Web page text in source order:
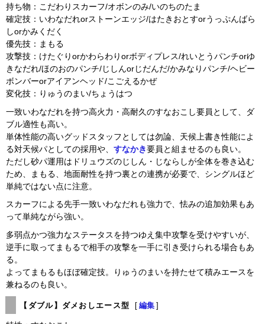
持ち物：こだわりスカーフ/オボンのみ/いのちのたま
確定技：いわなだれorストーンエッジ/はたきおとすorうっぷんばら
しorかみくだく
優先技：まもる
攻撃技：けたぐりorかわらわりorボディプレス/れいとうパンチorゆ
きなだれ/ほのおのパンチ/じしんorじだんだ/かみなりパンチ/ヘビー
ボンバーorアイアンヘッド/こごえるかぜ
変化技：りゅうのまい/ちょうはつ
一致いわなだれを持つ高火力・高耐久のすなおこし要員として、ダ
ブル適性も高い。
単体性能の高いグッドスタッフとしては勿論、天候上書き性能によ
る対天候パとしての採用や、すなかき要員と組ませるのも良い。
ただし砂パ運用はドリュウズのじしん・じならしが全体を巻き込む
ため、まもる、地面耐性を持つ裏との連携が必要で、シングルほど
単純ではない点に注意。
スカーフによる先手一致いわなだれも強力で、怯みの追加効果もあ
って単純ながら強い。
多弱点かつ強力なステータスを持つゆえ集中攻撃を受けやすいが、
逆手に取ってまもるで相手の攻撃を一手に引き受けられる場合もあ
る。
よってまもるもほぼ確定技。りゅうのまいを持たせて積みエースを
兼ねるのも良い。
【ダブル】ダメおしエース型 [ 編集 ]